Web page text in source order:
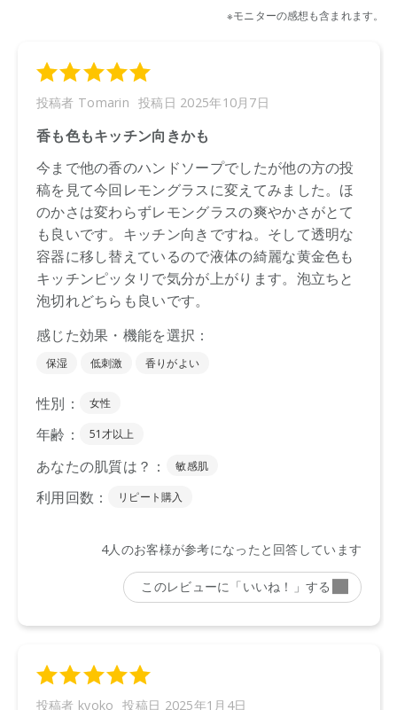
●パッケージのリニューアル等の理由により、成分・処方が記
※新型コロナウィルスの特需により、一部の製品に代替部品を
使用した一時的な仕様変更を行っております。詳しくは